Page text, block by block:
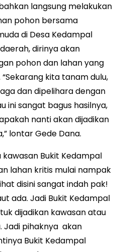
langsung melakukan
pohon bersama
di Desa Kedampal
dirinya akan
pohon dan lahan yang
kita tanam dulu,
dan dipelihara dengan
ini sangat bagus hasilnya,
nanti akan dijadikan
lontar Gede Dana.
Bukit Kedampal
lahan kritis mulai nampak
disini sangat indah pak!
ada. Jadi Bukit Kedampal
dijadikan kawasan atau
Jadi pihaknya akan
Bukit Kedampal